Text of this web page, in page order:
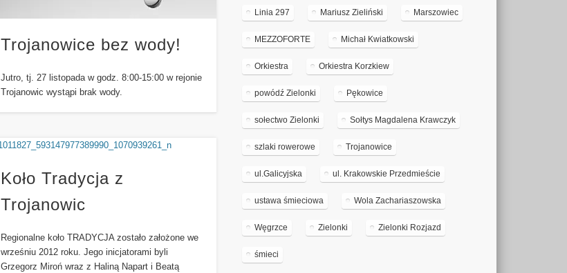
Trojanowice bez wody!
Jutro, tj. 27 listopada w godz. 8:00-15:00 w rejonie
Trojanowic wystąpi brak wody.
Koło Tradycja z
Trojanowic
Regionalne koło TRADYCJA zostało założone we
wrześniu 2012 roku. Jego inicjatorami byli
Grzegorz Miroń wraz z Haliną Napart i Beatą
Linia 297 Mariusz Zieliński Marszowiec
MEZZOFORTE Michał Kwiatkowski
Orkiestra Orkiestra Korzkiew
powódź Zielonki Pękowice
sołectwo Zielonki Sołtys Magdalena Krawczyk
szlaki rowerowe Trojanowice
ul.Galicyjska ul. Krakowskie Przedmieście
ustawa śmieciowa Wola Zachariaszowska
Węgrzce Zielonki Zielonki Rozjazd
śmieci